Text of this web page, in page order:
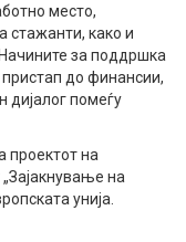
место,
стажанти, како и
за поддршка
пристап до финансии,
дијалог помеѓу
проектот на
на
унијa.